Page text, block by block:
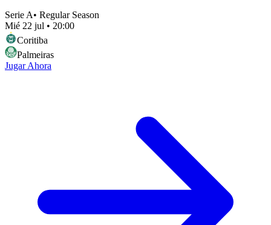
Serie A• Regular Season
Mié 22 jul • 20:00
Coritiba
Palmeiras
Jugar Ahora